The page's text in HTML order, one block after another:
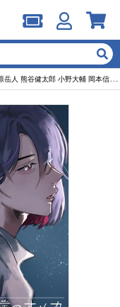
熊谷健太郎 小野大輔 岡本信彦】